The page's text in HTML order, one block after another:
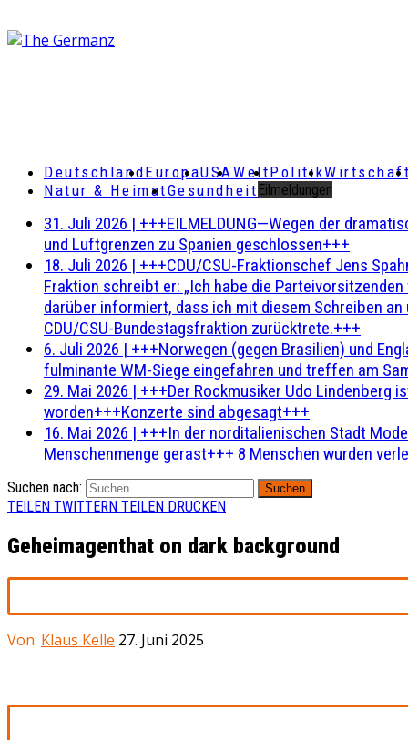
DeutschlandEuropaUSAWeltPolitikWirtschaft
Natur & HeimatGesundheit Eilmeldungen
31. Juli 2026 | +++EILMELDUNG—Wegen der
und Luftgrenzen zu Spanien geschlossen+++
18. Juli 2026 | +++CDU/CSU-Fraktionschef Jens
Fraktion schreibt er: „Ich habe die
darüber informiert, dass ich mit diesem Schreiben
CDU/CSU-Bundestagsfraktion zurücktrete.+++
6. Juli 2026 | +++Norwegen (gegen Brasilien) und
fulminante WM-Siege eingefahren und treffen am
29. Mai 2026 | +++Der Rockmusiker Udo Lindenberg
worden+++Konzerte sind abgesagt+++
16. Mai 2026 | +++In der norditalienischen Stadt
Menschenmenge gerast+++ 8 Menschen wurden
Suchen nach:
TEILEN TWITTERN TEILEN DRUCKEN
Geheimagenthat on dark background
Von: Klaus Kelle 27. Juni 2025